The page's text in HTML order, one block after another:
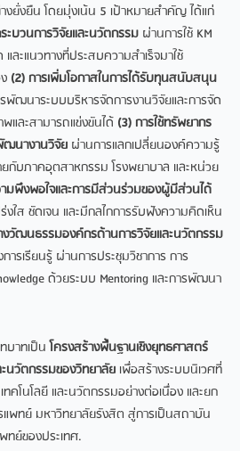
งยั่งยืน โดยมุ่งเน้น 5 เป้าหมายสำคัญ ได้แก่
ะบวนการวิจัยและนวัตกรรม ผ่านการใช้ KM
ละแนวทางที่ประสบความสำเร็จมาใช้
(2) การเพิ่มโอกาสในการได้รับทุนสนับสนุน
ฒนาระบบบริหารจัดการงานวิจัยและการจัด
และสามารถแข่งขันได้ (3) การใช้ทรัพยากร
ฒนางานวิจัย ผ่านการแลกเปลี่ยนองค์ความรู้
ยกับภาคอุตสาหกรรม โรงพยาบาล และหน่วย
มพึงพอใจและการมีส่วนร่วมของผู้มีส่วนได้
งใส ชัดเจน และมีกลไกการรับฟังความคิดเห็น
งวัฒนธรรมองค์กรด้านการวิจัยและนวัตกรรม
ารเรียนรู้ ผ่านการประชุมวิชาการ การ
ด้วยระบบ Mentoring และการพัฒนา
บาทเป็นโครงสร้างพื้นฐานเชิงยุทธศาสตร์
นวัตกรรมของวิทยาลัย เพื่อสร้างระบบนิเวศที่
คโนโลยี และนวัตกรรมอย่างต่อเนื่อง และยก
แพทย์ มหาวิทยาลัยรังสิต สู่การเป็นสถาบัน
ย์ของประเทศ.